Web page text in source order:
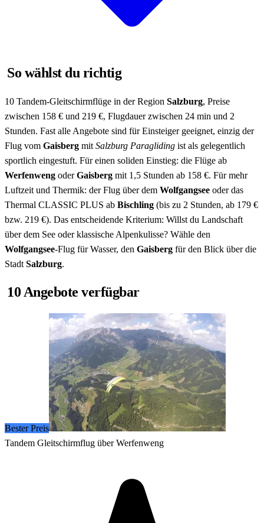
So wählst du richtig
10 Tandem-Gleitschirmflüge in der Region Salzburg, Preise
zwischen 158 € und 219 €, Flugdauer zwischen 24 min und 2
Stunden. Fast alle Angebote sind für Einsteiger geeignet, einzig der
Flug vom Gaisberg mit Salzburg Paragliding ist als gelegentlich
sportlich eingestuft. Für einen soliden Einstieg: die Flüge ab
Werfenweng oderGaisberg mit 1,5 Stunden ab 158 €. Für mehr
Luftzeit und Thermik: der Flug über dem Wolfgangsee oder das
Thermal CLASSIC PLUS ab Bischling (bis zu 2 Stunden, ab 179 €
bzw. 219 €). Das entscheidende Kriterium: Willst du Landschaft
über dem See oder klassische Alpenkulisse? Wähle den
Wolfgangsee-Flug für Wasser, den Gaisberg für den Blick über die
Stadt Salzburg.
10 Angebote verfügbar
Bester Preis
Tandem Gleitschirmflug über Werfenweng